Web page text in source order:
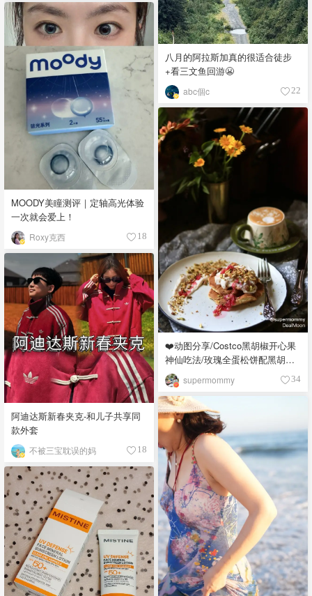
八月的阿拉斯加真的很适合徒步
+看三文鱼回游😬
abc個c 22
MOODY美瞳测评｜定轴高光体验
一次就会爱上！
Roxy克西 18
❤️动图分享/Costco黑胡椒开心果
神仙吃法/玫瑰全蛋松饼配黑胡椒
开心果碎太惊艳😍
supermommy 34
阿迪达斯新春夹克-和儿子共享同
款外套
不被三宝耽误的妈 18